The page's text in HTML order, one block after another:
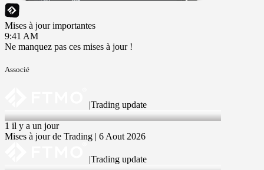
Mises à jour importantes
9:41 AM
Ne manquez pas ces mises à jour !
Associé
|Trading update
6 Aug 2026
1 il y a un jour
Mises à jour de Trading | 6 Aout 2026
|Trading update